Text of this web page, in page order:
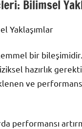
Bilimsel
Yaklaşımlar
bir
hazırlık
ve
performansı